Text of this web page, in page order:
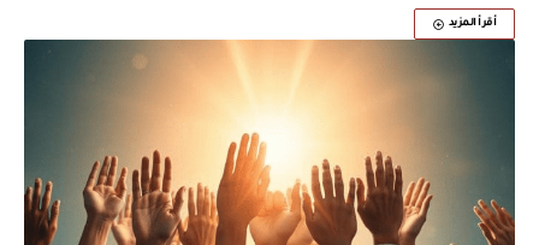
أقرأ المزيد